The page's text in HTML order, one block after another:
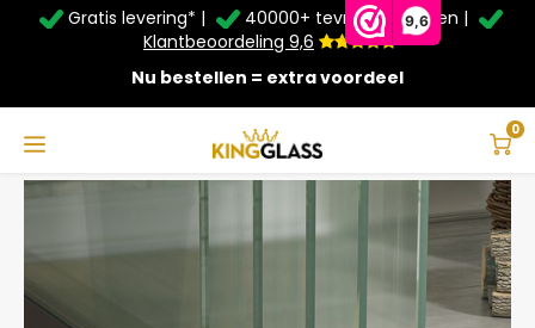
9,6
Service & Contact
Bezorging
Afhalen
Taal
Deutsch
Gratis levering* |
40000+ tevreden klanten |
Klantbeoordeling 9,6
Nu bestellen = extra voordeel
0
Zomer Deals: Tot 20% kortingop schuifwanden en
veranda's +€20extra kassa korting*
5-Rail Glazen Schuifwand Antraciet tot 4420 mm breed (5x 900mm glas)